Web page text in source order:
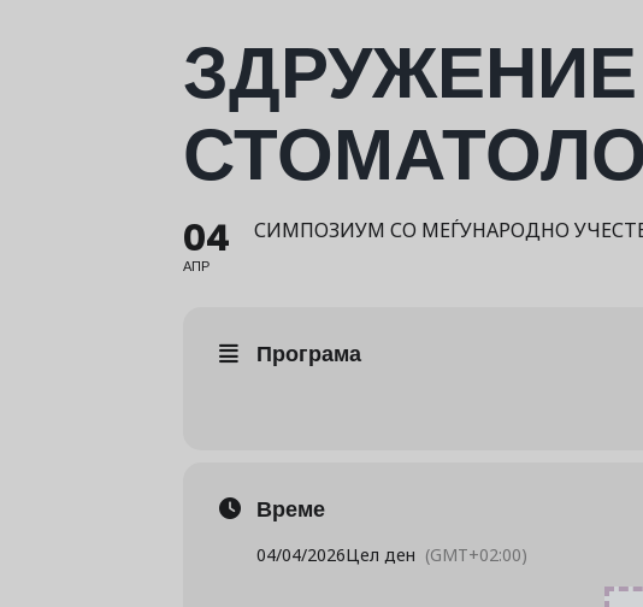
04
АПР
СИМПОЗИУМ СО МЕЃУНАРОДНО
Програма
Време
04/04/2026Цел ден (GMT+02:00)